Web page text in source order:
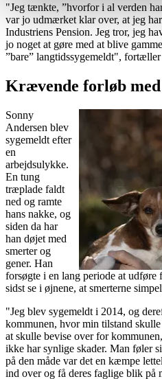
"Jeg tænkte, ”hvorfor i al verden
var jo udmærket klar over, at jeg
Industriens Pension. Jeg tror, jeg
jo noget at gøre med at blive
”bare” langtidssygemeldt",
Krævende forløb
Sonny
Andersen blev
sygemeldt efter
en
arbejdsulykke.
En tung
træplade faldt
ned og ramte
hans nakke, og
siden da har
han døjet med
smerter og
gener. Han
forsøgte i en lang periode at udføre
sidst se i øjnene, at smerterne
"Jeg blev sygemeldt i 2014, og
kommunen, hvor min tilstand
at skulle bevise over for
ikke har synlige skader. Man føler
på den måde var det en kæmpe
ind over og få deres faglige blik på